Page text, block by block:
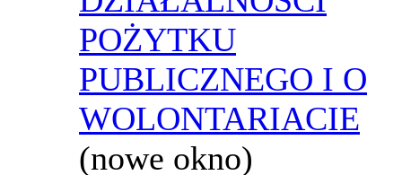
POŻYTKU
PUBLICZNEGO I O
WOLONTARIACIE
(nowe okno)